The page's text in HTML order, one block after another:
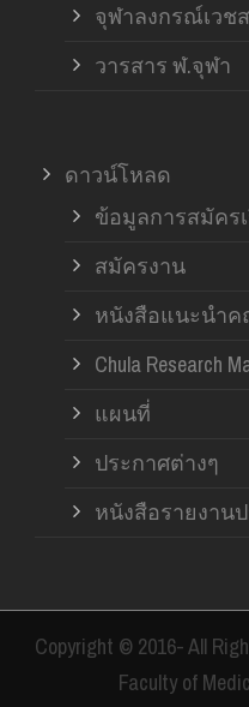
จุฬาลงกรณ์เวช
วารสาร ฬ.จุฬา
ดาวน์โหลด
ข้อมูลการสมัคร
สมัครงาน
หนังสือแนะนำ
Chula Research
แผนที่
ประกาศต่างๆ
หนังสือรายงาน
Copyright © 2016- All
Faculty of